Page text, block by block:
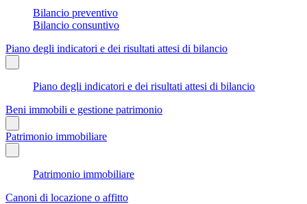
Bilancio preventivo
Bilancio consuntivo
Piano degli indicatori e dei risultati attesi di bilancio
Piano degli indicatori e dei risultati attesi di bilancio
Beni immobili e gestione patrimonio
Patrimonio immobiliare
Patrimonio immobiliare
Canoni di locazione o affitto